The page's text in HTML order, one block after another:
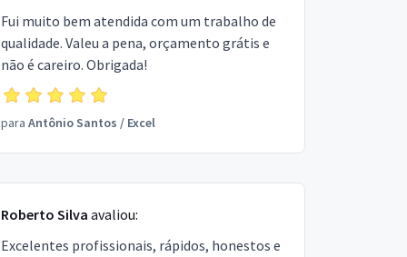
Fui muito bem atendida com um trabalho de
qualidade. Valeu a pena, orçamento grátis e
não é careiro. Obrigada!
para Antônio Santos / Excel
Roberto Silva avaliou:
Excelentes profissionais, rápidos, honestos e